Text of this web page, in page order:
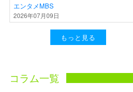
エンタメMBS
2026年07月09日
もっと見る
コラム一覧